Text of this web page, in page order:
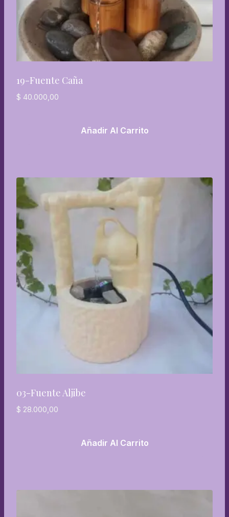
19-Fuente Caña
$ 40.000,00
Añadir Al Carrito
03-Fuente Aljibe
$ 28.000,00
Añadir Al Carrito